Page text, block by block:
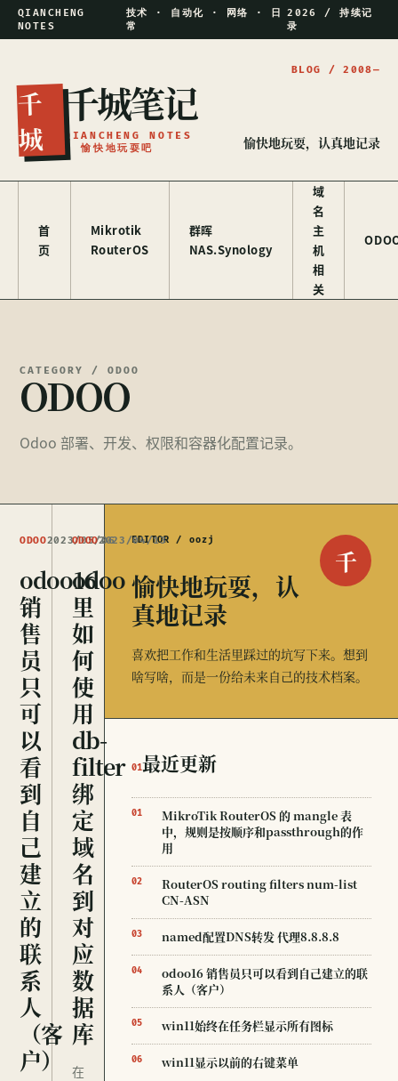
QIANCHENG
NOTES
技术 · 自动化 · 网络 · 日
常
2026 / 持续记
录
千
城
千城笔记
QIANCHENG NOTES
/ 愉快地玩耍吧
愉快地玩耍，认真地记录
首
页
Mikrotik
RouterOS
群晖
NAS.Synology
域
名
主
机
相
关
CATEGORY / ODOO
ODOO
Odoo 部署、开发、权限和容器化配置记录。
ODOO2023/05/06
odoo16
销
售
员
只
可
以
看
到
自
己
建
立
的
联
系
人
（客
户）
ODOO2023/04/13
odoo
里
如
何
使
用
db-
filter
绑
定
域
名
到
对
应
数
据
库
在
千
EDITOR / oozj
愉快地玩耍，认
真地记录
喜欢把工作和生活里踩过的坑写下来。想到
啥写啥，而是一份给未来自己的技术档案。
01最近更新
01
MikroTik RouterOS 的 mangle 表
中，规则是按顺序和passthrough的作
用
02
RouterOS routing filters num-list
CN-ASN
03 named配置DNS转发 代理8.8.8.8
04
odoo16 销售员只可以看到自己建立的联
系人（客户）
05 win11始终在任务栏显示所有图标
06 win11显示以前的右键菜单